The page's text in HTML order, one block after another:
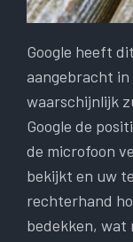
Google heeft
aangebracht in
waarschijnlijk
Google de
de microfoon
bekijkt en uw
rechterhand
bedekken,